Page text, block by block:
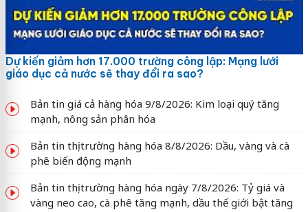
Dự kiến giảm hơn 17.000 trường công lập: Mạng lưới
giáo dục cả nước sẽ thay đổi ra sao?
Bản tin giá cả hàng hóa 9/8/2026: Kim loại quý tăng
mạnh, nông sản phân hóa
Bản tin thị trường hàng hóa 8/8/2026: Dầu, vàng và cà
phê biến động mạnh
Bản tin thị trường hàng hóa ngày 7/8/2026: Tỷ giá và
vàng neo cao, cà phê tăng mạnh, dầu thế giới bật tăng